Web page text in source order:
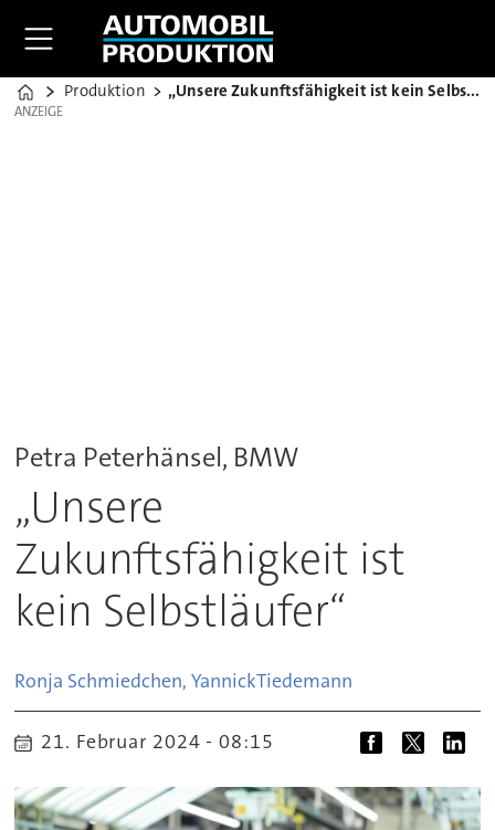
Home
Produktion „Unsere Zukunftsfähigkeit ist kein Selbstläufer“
ANZEIGE
ANZEIGE
Petra Peterhänsel, BMW
„Unsere
Zukunftsfähigkeit ist
kein Selbstläufer“
Ronja Schmiedchen, YannickTiedemann
21. Februar 2024 - 08:15